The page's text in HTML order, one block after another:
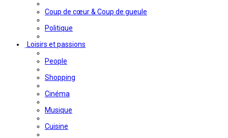
Coup de cœur & Coup de gueule
Politique
Loisirs et passions
People
Shopping
Cinéma
Musique
Cuisine